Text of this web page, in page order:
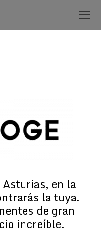
en la
la tuya.
de gran
increíble.